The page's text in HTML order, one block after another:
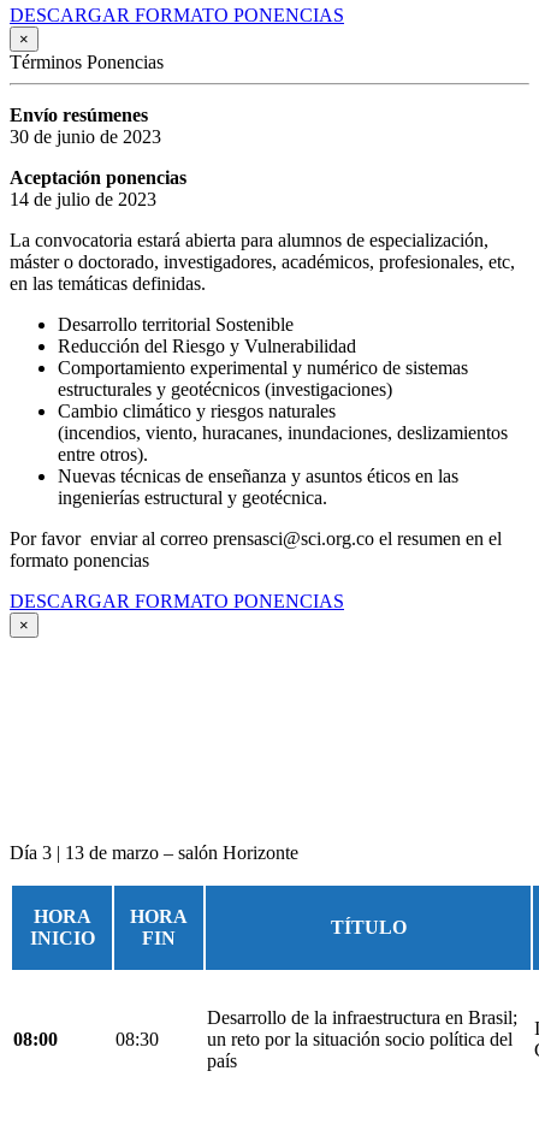
DESCARGAR FORMATO PONENCIAS
×
Términos Ponencias
Envío resúmenes
30 de junio de 2023
Aceptación ponencias
14 de julio de 2023
La convocatoria estará abierta para alumnos de especialización,
máster o doctorado, investigadores, académicos, profesionales, etc,
en las temáticas definidas.
Desarrollo territorial Sostenible
Reducción del Riesgo y Vulnerabilidad
Comportamiento experimental y numérico de sistemas
estructurales y geotécnicos (investigaciones)
Cambio climático y riesgos naturales
(incendios, viento, huracanes, inundaciones, deslizamientos
entre otros).
Nuevas técnicas de enseñanza y asuntos éticos en las
ingenierías estructural y geotécnica.
Por favor enviar al correo prensasci@sci.org.co el resumen en el
formato ponencias
DESCARGAR FORMATO PONENCIAS
×
Día 3 | 13 de marzo – salón Horizonte
HORA
INICIO
HORA
FIN
TÍTULO
08:00 08:30
Desarrollo de la infraestructura en Brasil;
un reto por la situación socio política del
país